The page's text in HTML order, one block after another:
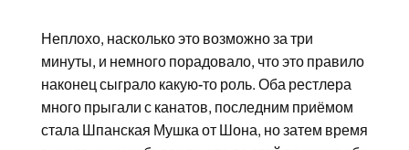
Неплохо, насколько это возможно за три
минуты, и немного порадовало, что это правило
наконец сыграло какую-то роль. Оба рестлера
много прыгали с канатов, последним приёмом
стала Шпанская Мушка от Шона, но затем время